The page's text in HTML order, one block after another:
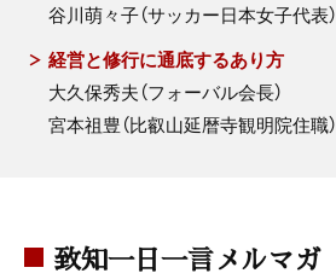
谷川萌々子（サッカー日本女子代表）
経営と修行に通底するあり方
大久保秀夫（フォーバル会長）
宮本祖豊（比叡山延暦寺観明院住職）
致知一日一言メルマガ